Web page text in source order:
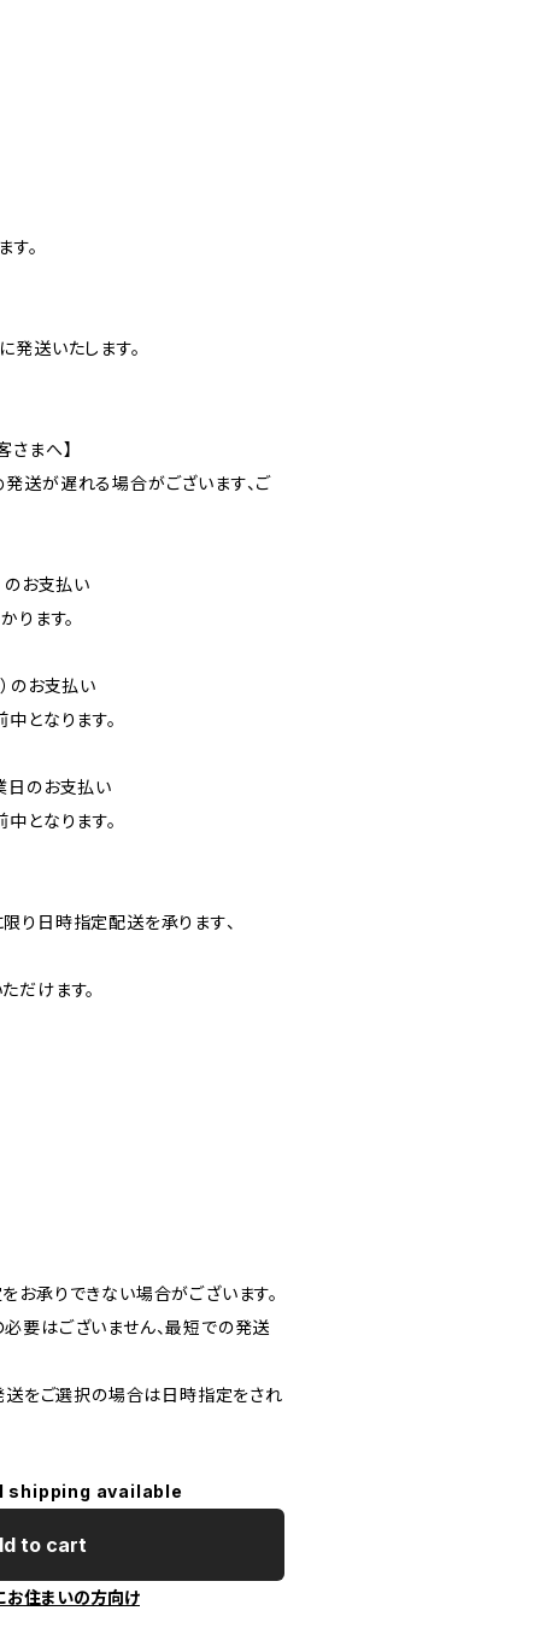
。
発送いたします。
まへ】
送が遅れる場合がございます、ご
お支払い
ります。
のお支払い
となります。
日のお支払い
となります。
り日時指定配送を承ります、
だけます。
承りできない場合がございます。
要はございません、最短での発送
をご選択の場合は日時指定をされ
shipping available
to cart
お住まいの方向け